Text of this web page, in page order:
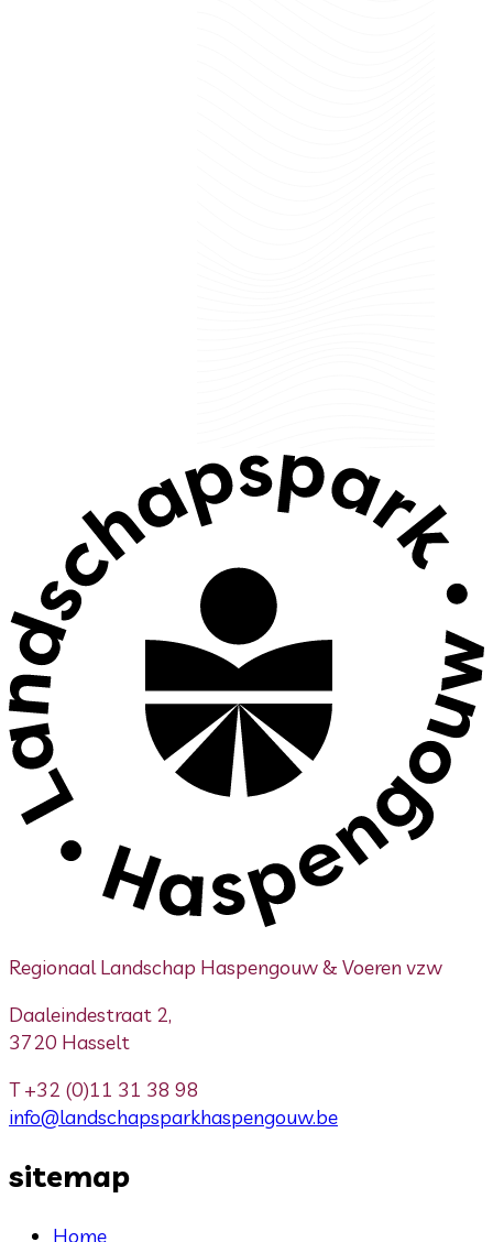
Regionaal Landschap Haspengouw & Voeren vzw
Daaleindestraat 2,
3720 Hasselt
T+32 (0)11 31 38 98
info@landschapsparkhaspengouw.be
sitemap
Home